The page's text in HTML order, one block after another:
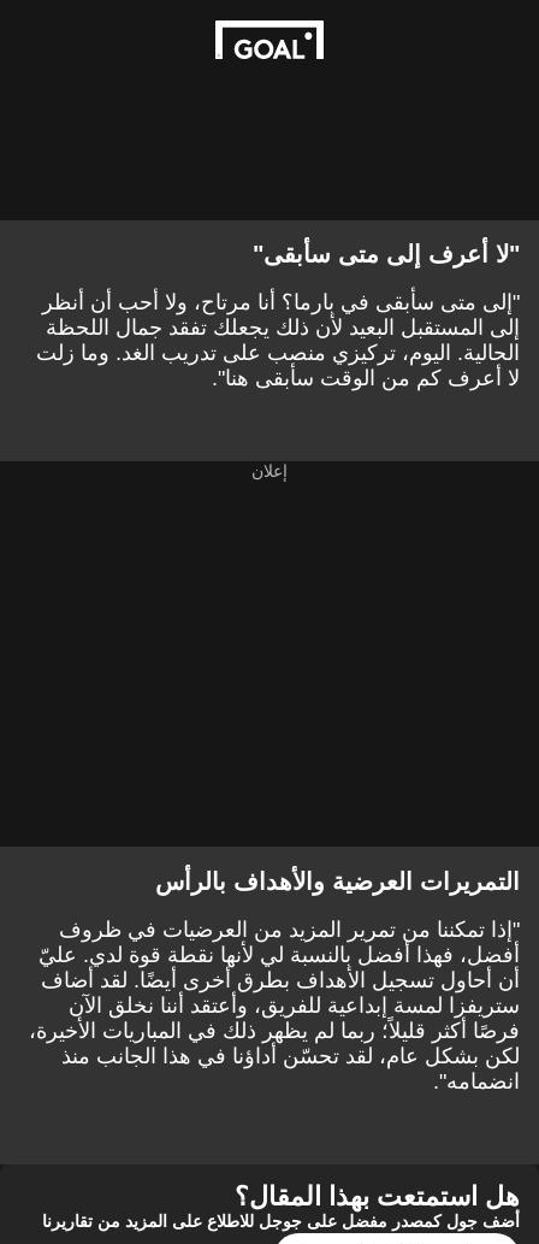
"لا أعرف إلى متى سأبقى"
"إلى متى سأبقى في بارما؟ أنا مرتاح، ولا أحب أن أنظر
إلى المستقبل البعيد لأن ذلك يجعلك تفقد جمال اللحظة
الحالية. اليوم، تركيزي منصب على تدريب الغد. وما زلت
لا أعرف كم من الوقت سأبقى هنا".
التمريرات العرضية والأهداف بالرأس
"إذا تمكننا من تمرير المزيد من العرضيات في ظروف
أفضل، فهذا أفضل بالنسبة لي لأنها نقطة قوة لدي. عليّ
أن أحاول تسجيل الأهداف بطرق أخرى أيضًا. لقد أضاف
ستريفزا لمسة إبداعية للفريق، وأعتقد أننا نخلق الآن
فرصًا أكثر قليلاً؛ ربما لم يظهر ذلك في المباريات الأخيرة،
لكن بشكل عام، لقد تحسّن أداؤنا في هذا الجانب منذ
انضمامه".
هل استمتعت بهذا المقال؟
أضف جول كمصدر مفضل على جوجل للاطلاع على المزيد من تقاريرنا